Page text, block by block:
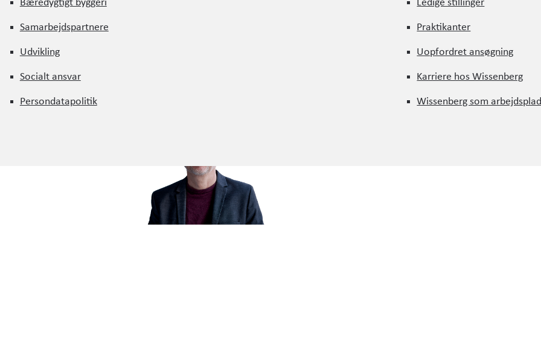
Bæredygtigt byggeri
Samarbejdspartnere
Udvikling
Socialt ansvar
Ledige stillinger
Praktikanter
Uopfordret ansøgning
Karriere hos Wissenberg
Bæredygtigt byggeri
Samarbejdspartnere
Udvikling
Socialt ansvar
Persondatapolitik
Ledige stillinger
Praktikanter
Uopfordret ansøgning
Karriere hos Wissenberg
Wissenberg som
på at fremhæve og
over for det
Vil du vide mere om, hvordan vi kan understøtte dit projekt, så kontakt: